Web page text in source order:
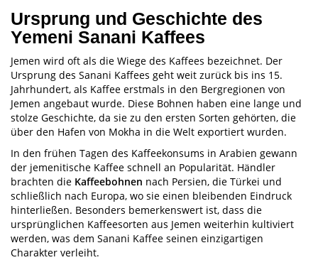
Ursprung und Geschichte des
Yemeni Sanani Kaffees
Jemen wird oft als die Wiege des Kaffees bezeichnet. Der
Ursprung des Sanani Kaffees geht weit zurück bis ins 15.
Jahrhundert, als Kaffee erstmals in den Bergregionen von
Jemen angebaut wurde. Diese Bohnen haben eine lange und
stolze Geschichte, da sie zu den ersten Sorten gehörten, die
über den Hafen von Mokha in die Welt exportiert wurden.
In den frühen Tagen des Kaffeekonsums in Arabien gewann
der jemenitische Kaffee schnell an Popularität. Händler
brachten die Kaffeebohnen nach Persien, die Türkei und
schließlich nach Europa, wo sie einen bleibenden Eindruck
hinterließen. Besonders bemerkenswert ist, dass die
ursprünglichen Kaffeesorten aus Jemen weiterhin kultiviert
werden, was dem Sanani Kaffee seinen einzigartigen
Charakter verleiht.